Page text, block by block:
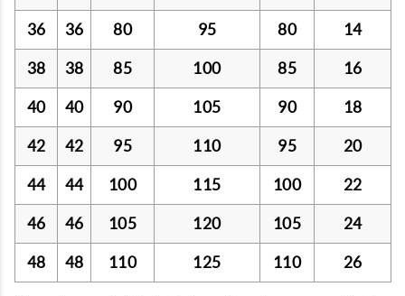
36 36 80 95 80 14
38 38 85 100 85 16
40 40 90 105 90 18
42 42 95 110 95 20
44 44 100 115 100 22
46 46 105 120 105 24
48 48 110 125 110 26